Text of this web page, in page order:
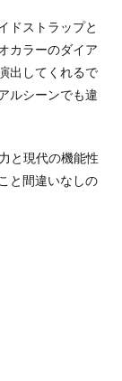
ドストラップと
カラーのダイア
出してくれるで
ルシーンでも違
と現代の機能性
と間違いなしの